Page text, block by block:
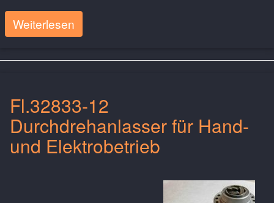
Weiterlesen
Fl.32833-12
Durchdrehanlasser für Hand-
und Elektrobetrieb